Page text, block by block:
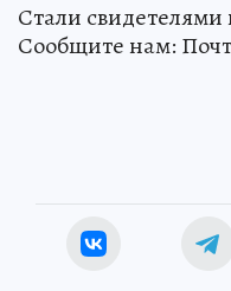
Стали свидетелями
Сообщите нам: